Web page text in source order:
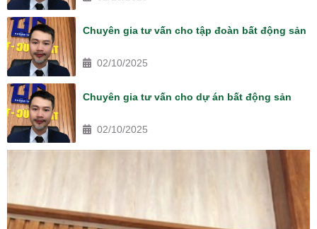
Chuyên gia tư vấn cho tập đoàn bất động sản
02/10/2025
Chuyên gia tư vấn cho dự án bất động sản
02/10/2025